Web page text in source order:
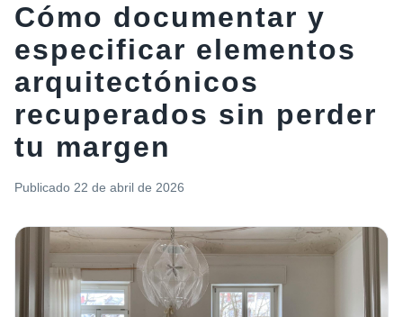
Cómo documentar y
especificar elementos
arquitectónicos
recuperados sin perder
tu margen
Publicado 22 de abril de 2026